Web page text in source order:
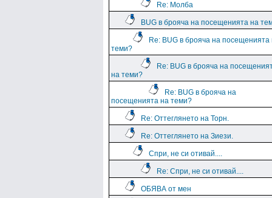
Re: Молба
BUG в брояча на посещенията на
Re: BUG в брояча на посещенията
теми?
Re: BUG в брояча на
на теми?
Re: BUG в брояча на
посещенията на теми?
Re: Оттеглянето на Торн.
Re: Оттеглянето на Зиези.
Спри, не си отивай....
Re: Спри, не си отивай....
ОБЯВА от мен